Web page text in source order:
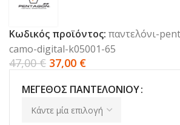
Κωδικός προϊόντος: παντελόνι-
camo-digital-k05001-65
47,00€ 37,00 €
ΜΈΓΕΘΟΣ ΠΑΝΤΕΛΟΝΙΟΎ